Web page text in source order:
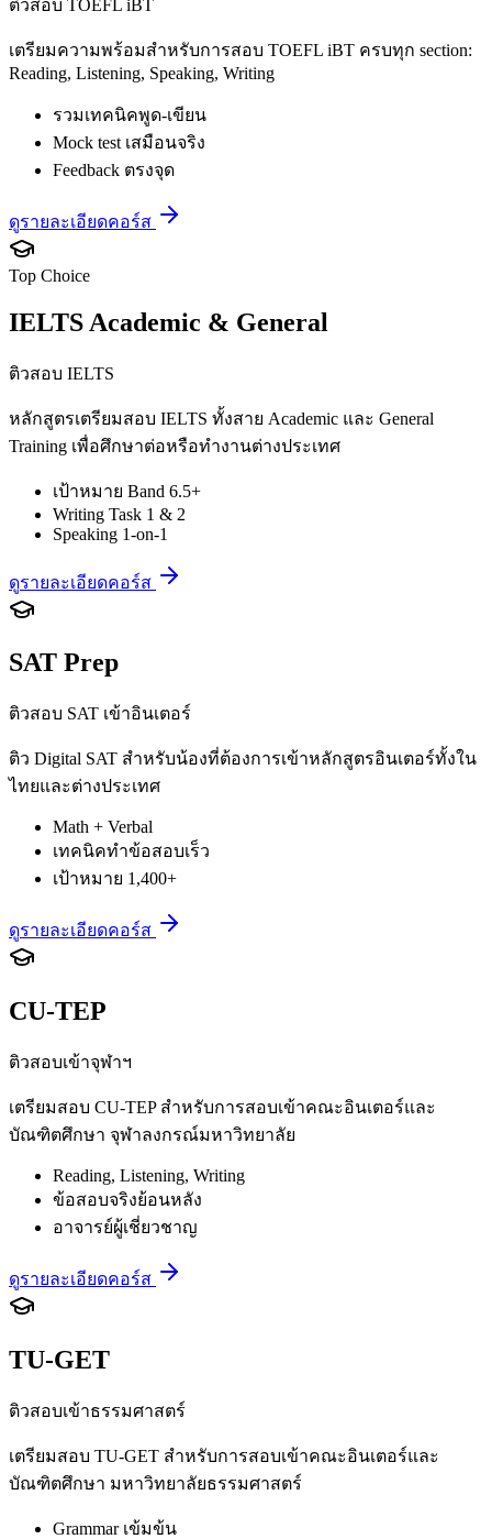
ติวสอบ TOEFL iBT
เตรียมความพร้อมสำหรับการสอบ TOEFL iBT ครบทุก section:
Reading, Listening, Speaking, Writing
รวมเทคนิคพูด-เขียน
Mock test เสมือนจริง
Feedback ตรงจุด
ดูรายละเอียดคอร์ส
Top Choice
IELTS Academic & General
ติวสอบ IELTS
หลักสูตรเตรียมสอบ IELTS ทั้งสาย Academic และ General
Training เพื่อศึกษาต่อหรือทำงานต่างประเทศ
เป้าหมาย Band 6.5+
Writing Task 1 & 2
Speaking 1-on-1
ดูรายละเอียดคอร์ส
SAT Prep
ติวสอบ SAT เข้าอินเตอร์
ติว Digital SAT สำหรับน้องที่ต้องการเข้าหลักสูตรอินเตอร์ทั้งใน
ไทยและต่างประเทศ
Math + Verbal
เทคนิคทำข้อสอบเร็ว
เป้าหมาย 1,400+
ดูรายละเอียดคอร์ส
CU-TEP
ติวสอบเข้าจุฬาฯ
เตรียมสอบ CU-TEP สำหรับการสอบเข้าคณะอินเตอร์และ
บัณฑิตศึกษา จุฬาลงกรณ์มหาวิทยาลัย
Reading, Listening, Writing
ข้อสอบจริงย้อนหลัง
อาจารย์ผู้เชี่ยวชาญ
ดูรายละเอียดคอร์ส
TU-GET
ติวสอบเข้าธรรมศาสตร์
เตรียมสอบ TU-GET สำหรับการสอบเข้าคณะอินเตอร์และ
บัณฑิตศึกษา มหาวิทยาลัยธรรมศาสตร์
Grammar เข้มข้น